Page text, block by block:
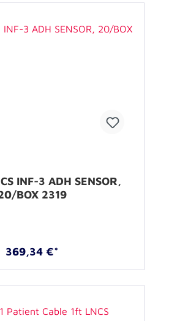
INF-3 ADH SENSOR,
BOX 2319
369,34 €*